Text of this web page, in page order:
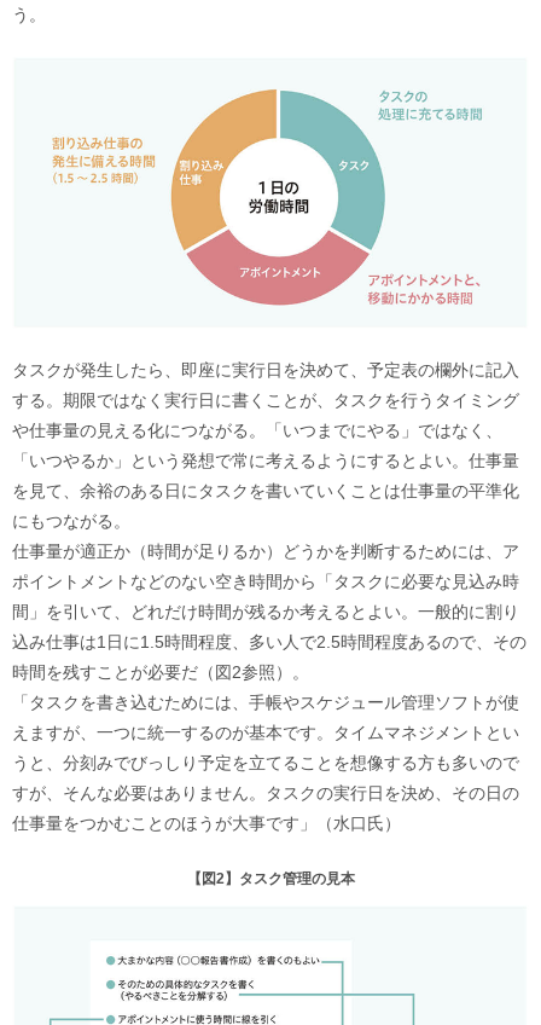
う。
タスクが発生したら、即座に実行日を決めて、予定表の欄外に記入
する。期限ではなく実行日に書くことが、タスクを行うタイミング
や仕事量の見える化につながる。「いつまでにやる」ではなく、
「いつやるか」という発想で常に考えるようにするとよい。仕事量
を見て、余裕のある日にタスクを書いていくことは仕事量の平準化
にもつながる。
仕事量が適正か（時間が足りるか）どうかを判断するためには、ア
ポイントメントなどのない空き時間から「タスクに必要な見込み時
間」を引いて、どれだけ時間が残るか考えるとよい。一般的に割り
込み仕事は1日に1.5時間程度、多い人で2.5時間程度あるので、その
時間を残すことが必要だ（図2参照）。
「タスクを書き込むためには、手帳やスケジュール管理ソフトが使
えますが、一つに統一するのが基本です。タイムマネジメントとい
うと、分刻みでびっしり予定を立てることを想像する方も多いので
すが、そんな必要はありません。タスクの実行日を決め、その日の
仕事量をつかむことのほうが大事です」（水口氏）
【図2】タスク管理の見本